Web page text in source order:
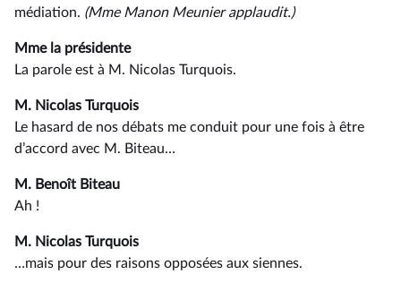
médiation. (Mme Manon Meunier applaudit.)
Mme la présidente
La parole est à M. Nicolas Turquois.
M. Nicolas Turquois
Le hasard de nos débats me conduit pour une fois à être
d’accord avec M. Biteau…
M. Benoît Biteau
Ah !
M. Nicolas Turquois
…mais pour des raisons opposées aux siennes.